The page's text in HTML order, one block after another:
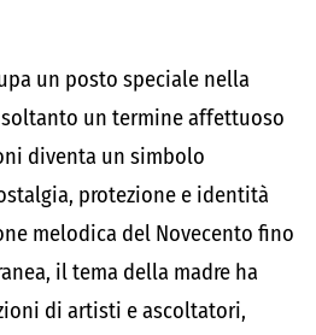
un posto speciale nella
un termine affettuoso
diventa un simbolo
protezione e identità
melodica del Novecento fino
il tema della madre ha
di artisti e ascoltatori,